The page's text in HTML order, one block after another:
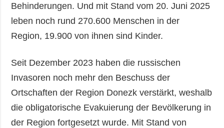
Behinderungen. Und mit Stand vom 20. Juni 2025
leben noch rund 270.600 Menschen in der
Region, 19.900 von ihnen sind Kinder.
Seit Dezember 2023 haben die russischen
Invasoren noch mehr den Beschuss der
Ortschaften der Region Donezk verstärkt, weshalb
die obligatorische Evakuierung der Bevölkerung in
der Region fortgesetzt wurde. Mit Stand von